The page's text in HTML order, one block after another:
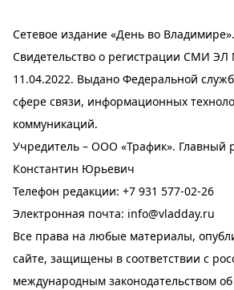
Сетевое издание «День во Владимире».
Свидетельство о регистрации СМИ
11.04.2022. Выдано Федеральной
сфере связи, информационных
коммуникаций.
Учредитель – ООО «Трафик». Главный
Константин Юрьевич
Телефон редакции: +7 931 577-02-26
Электронная почта: info@vladday.ru
Все права на любые материалы,
сайте, защищены в соответствии с
международным законодательством